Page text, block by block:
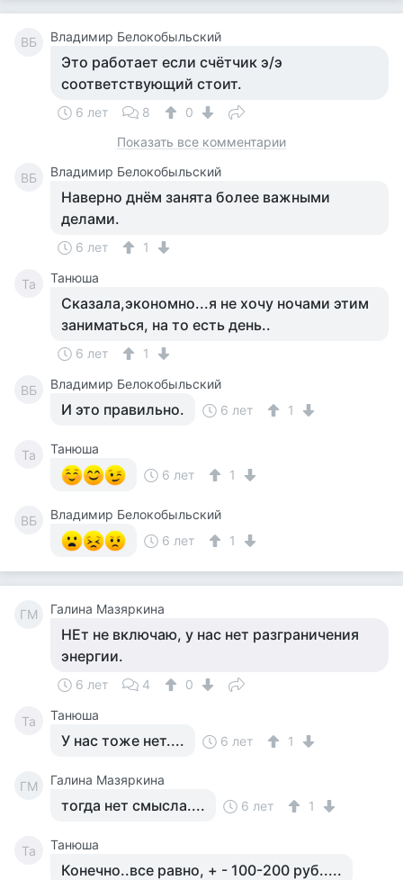
ВБ Владимир Белокобыльский
Это работает если счётчик э/э
соответствующий стоит.
6 лет 8
0
Показать все комментарии
ВБ Владимир Белокобыльский
Наверно днём занята более важными
делами.
6 лет 1
Та Танюша
Сказала,экономно...я не хочу ночами этим
заниматься, на то есть день..
6 лет 1
ВБ Владимир Белокобыльский
И это правильно. 6 лет 1
Та
Танюша
6 лет
1
ВБ
Владимир Белокобыльский
6 лет
1
ГМ Галина Мазяркина
НЕт не включаю, у нас нет разграничения
энергии.
6 лет 4 0
Та Танюша
У нас тоже нет.... 6 лет 1
ГМ Галина Мазяркина
тогда нет смысла.... 6 лет 1
Та Танюша
Конечно..все равно, + - 100-200 руб.....